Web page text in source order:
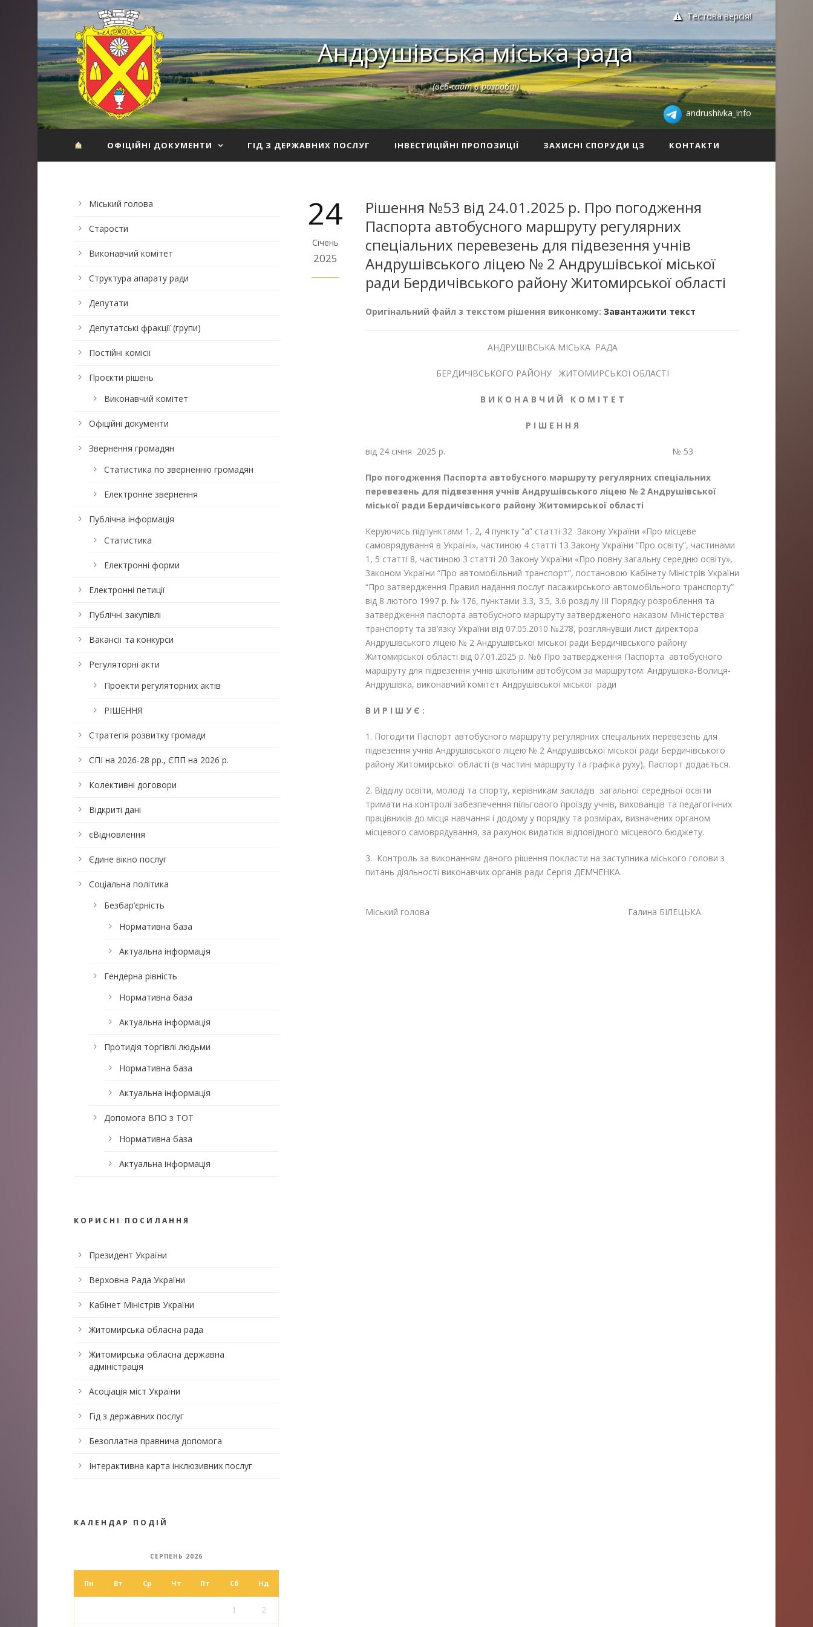
Тестова версія!
Андрушівська міська рада
(веб-сайт в розробці)
andrushivka_info
ОФІЦІЙНІ ДОКУМЕНТИ ГІД З ДЕРЖАВНИХ ПОСЛУГ ІНВЕСТИЦІЙНІ ПРОПОЗИЦІЇ ЗАХИСНІ СПОРУДИ ЦЗ КОНТАКТИ
24
Січень
2025
Рішення №53 від 24.01.2025 р. Про погодження
Паспорта автобусного маршруту регулярних
спеціальних перевезень для підвезення учнів
Андрушівського ліцею № 2 Андрушівської міської
ради Бердичівського району Житомирської області
Оригінальний файл з текстом рішення виконкому: Завантажити текст
АНДРУШІВСЬКА МІСЬКА РАДА
БЕРДИЧІВСЬКОГО РАЙОНУ ЖИТОМИРСЬКОЇ ОБЛАСТІ
В И К О Н А В Ч И Й К О М І Т Е Т
Р І Ш Е Н Н Я
від 24 січня 2025 р. № 53
Про погодження Паспорта автобусного маршруту регулярних спеціальних
перевезень для підвезення учнів Андрушівського ліцею № 2 Андрушівської
міської ради Бердичівського району Житомирської області
Керуючись підпунктами 1, 2, 4 пункту “а” статті 32 Закону України «Про місцеве
самоврядування в Україні», частиною 4 статті 13 Закону України “Про освіту”, частинами
1, 5 статті 8, частиною 3 статті 20 Закону України «Про повну загальну середню освіту»,
Законом України “Про автомобільний транспорт”, постановою Кабінету Міністрів України
“Про затвердження Правил надання послуг пасажирського автомобільного транспорту”
від 8 лютого 1997 р. № 176, пунктами 3.3, 3.5, 3.6 розділу III Порядку розроблення та
затвердження паспорта автобусного маршруту затвердженого наказом Міністерства
транспорту та зв’язку України від 07.05.2010 №278, розглянувши лист директора
Андрушівського ліцею № 2 Андрушівської міської ради Бердичівського району
Житомирської області від 07.01.2025 р. №6 Про затвердження Паспорта автобусного
маршруту для підвезення учнів шкільним автобусом за маршрутом: Андрушівка-Волиця-
Андрушівка, виконавчий комітет Андрушівської міської ради
В И Р І Ш У Є :
1. Погодити Паспорт автобусного маршруту регулярних спеціальних перевезень для
підвезення учнів Андрушівського ліцею № 2 Андрушівської міської ради Бердичівського
району Житомирської області (в частині маршруту та графіка руху), Паспорт додається.
2. Відділу освіти, молоді та спорту, керівникам закладів загальної середньої освіти
тримати на контролі забезпечення пільгового проїзду учнів, вихованців та педагогічних
працівників до місця навчання і додому у порядку та розмірах, визначених органом
місцевого самоврядування, за рахунок видатків відповідного місцевого бюджету.
3. Контроль за виконанням даного рішення покласти на заступника міського голови з
питань діяльності виконавчих органів ради Сергія ДЕМЧЕНКА.
Міський голова Галина БІЛЕЦЬКА
Міський голова
Старости
Виконавчий комітет
Структура апарату ради
Депутати
Депутатські фракції (групи)
Постійні комісії
Проєкти рішень
Виконавчий комітет
Офіційні документи
Звернення громадян
Статистика по зверненню громадян
Електронне звернення
Публічна інформація
Статистика
Електронні форми
Електронні петиції
Публічні закупівлі
Вакансії та конкурси
Регуляторні акти
Проекти регуляторних актів
РІШЕННЯ
Стратегія розвитку громади
СПІ на 2026-28 рр., ЄПП на 2026 р.
Колективні договори
Відкриті дані
єВідновлення
Єдине вікно послуг
Соціальна політика
Безбар’єрність
Нормативна база
Актуальна інформація
Гендерна рівність
Нормативна база
Актуальна інформація
Протидія торгівлі людьми
Нормативна база
Актуальна інформація
Допомога ВПО з ТОТ
Нормативна база
Актуальна інформація
КОРИСНІ ПОСИЛАННЯ
Президент України
Верховна Рада України
Кабінет Міністрів України
Житомирська обласна рада
Житомирська обласна державна
адміністрація
Асоціація міст України
Гід з державних послуг
Безоплатна правнича допомога
Інтерактивна карта інклюзивних послуг
КАЛЕНДАР ПОДІЙ
СЕРПЕНЬ 2026
Пн Вт Ср Чт Пт Сб Нд
1 2